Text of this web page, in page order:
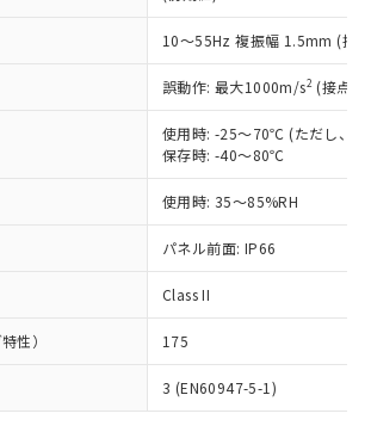
10～55Hz 複振幅 1.5mm (接
誤動作: 最大1000m/s2 (接点
使用時: -25～70℃ (ただし、氷
保存時: -40～80℃
使用時: 35～85%RH
パネル前面: IP66
Class II
性） 175
3 (EN60947-5-1)
している更新日時点での社内デー
基づき作成されるものであり、閲
れた時点での実際の在庫および標
格とは異なる場合があることをご
な納期状況および標準価格はお客
お取引先、またはお客様担当のオ
ン制御機器販売店・当社販売員に
ロン制御機器販売店や当社販売拠
販売ネットワーク
」をご確認
さい。
状況および標準価格結果を当社の
の承諾なく第三者に漏洩または開
パーツ機能（部品リスト作成サー
(Cr(Ⅵ)) 1000ppm以下、ポリ臭化ビフェニル
以下、ポリ臭化ジフェニルエーテル類
以下、フタル酸ビス(2-エチルヘキシ
別名：DOP) 1000ppm以下、フタル酸ブチ
（BBP） 1000ppm以下、フタル酸ジブチル
以下、フタル酸ジイソブチル
以下
テル類の４物質については閾値を超える意
がないことを確認しています。
定月
の切り替え状況などにより、予定
ることがあります。
物質の基準値 (GB/T26572)：
、 Hg(水銀) : 1000ppm、 Cd(カドミウ
ロム) : 1000ppm、 PBBs(ポリ臭化ビフェ
、 PBDEs(ポリ臭化ジフェニルエーテ
酸ジブチル) : 1000ppm、 DIBP(フタル酸ジ
) : 1000ppm、 BBP(フタル酸ブチルベンジ
、
ル酸ビス(2-エチルヘキシル)) : 1000ppm
護使用期限
害物質（10物質）のすべてが基
であることを示します。
通常の使用状況下において有害物
漏えいし、環境に深刻な影響を
下｢規制貨物等」という）を輸出
は国外への提供する場合は、日本
府の輸出許可(または役務取引許
を取得するなどの必要な手続きを
は規制貨物を破棄する場合は、完
破砕するなど、違法に輸出されな
う必要な手段を講じます。
化学兵器、生物兵器またはその他
並びにこれらの製造装置等に一切
いたしません。
は、貴社製品を第三者に販売する
は、上記1、2および3の内容を当
三者に通知します。また当社は、
先および販売に係わる関係者が違
輸出するおそれがある場合は、取
一定数以上の在庫あり
一定数には満たないが在庫あり
在庫なし(最新の在庫状況につ
いては、お客様のお取引先、ま
たはお客様担当のオムロン制御
機器販売店・当社販売員にご確
認ください)
受注生産機種、また在庫状況の